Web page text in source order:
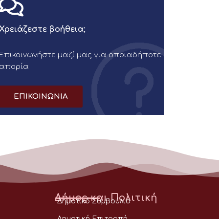
Χρειάζεστε βοήθεια;
Επικοινωνήστε μαζί μας για οποιαδήποτε
απορία
ΕΠΙΚΟΙΝΩΝΙΑ
Δήμος και Πολιτική
Δημοτικό Συμβούλιο